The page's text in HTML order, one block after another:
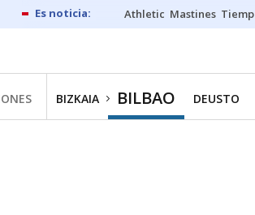
Athletic Mastines
BIZKAIA BILBAO DEUSTO